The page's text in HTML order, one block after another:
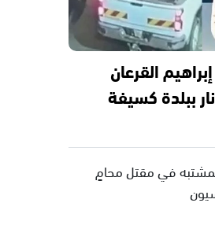
القرعان
ببلدة كسيفة
في مقتل محامٍ